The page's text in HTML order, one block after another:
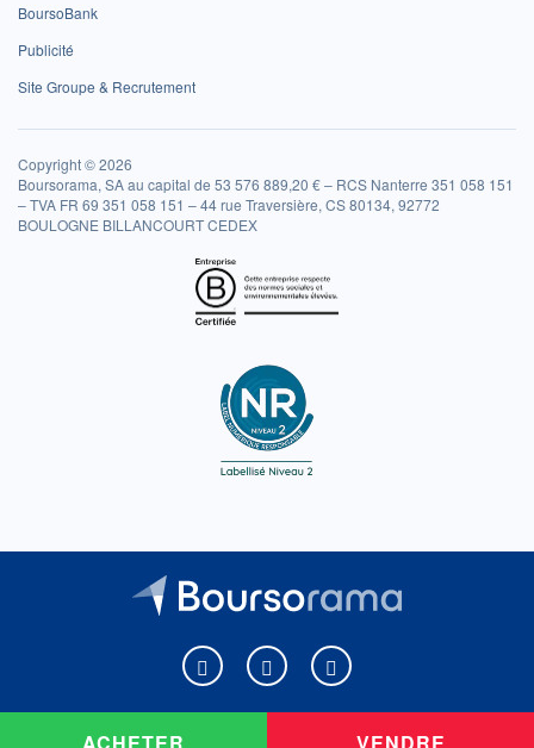
ACHETER VENDRE
BoursoBank
Publicité
Site Groupe & Recrutement
Copyright © 2026
Boursorama, SA au capital de 53 576 889,20 € – RCS Nanterre 351 058 151
– TVA FR 69 351 058 151 – 44 rue Traversière, CS 80134, 92772
BOULOGNE BILLANCOURT CEDEX
Boursorama sur Facebook
Boursorama sur XBoursorama sur